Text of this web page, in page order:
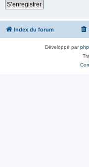
S’enregistrer
Index du forum
Développé par